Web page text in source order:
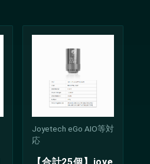
Joyetech eGo AIO等対
応
【合計25個】joye